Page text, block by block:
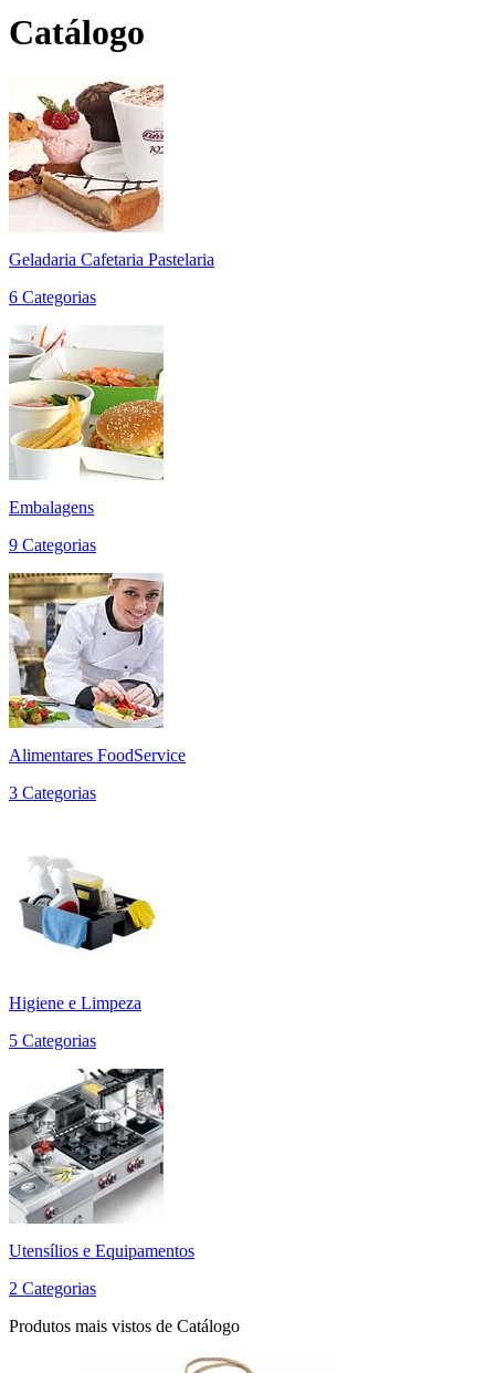
Catálogo
Geladaria Cafetaria Pastelaria
6 Categorias
Embalagens
9 Categorias
Alimentares FoodService
3 Categorias
Higiene e Limpeza
5 Categorias
Utensílios e Equipamentos
2 Categorias
Produtos mais vistos de Catálogo